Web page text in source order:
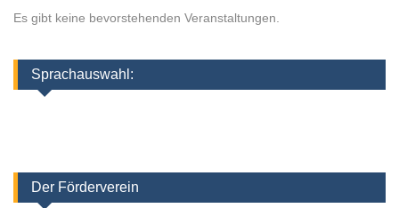
Es gibt keine bevorstehenden Veranstaltungen.
Sprachauswahl:
Der Förderverein